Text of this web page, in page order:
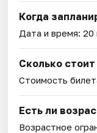
Когда
Дата и время:20
Сколько
Стоимость
Есть ли
Возрастное